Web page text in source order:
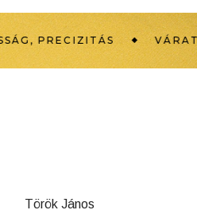
PRECIZITÁS VÁRATLAN
Török János